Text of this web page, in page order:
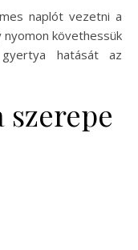
naplót vezetni a
követhessük
hatását az
szerepe